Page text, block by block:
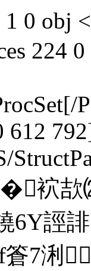
0 obj
224
袕
6Y誙
7浰